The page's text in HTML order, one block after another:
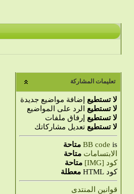
تعليمات المشاركة
لا تستطيع إضافة مواضيع جديدة
لا تستطيع الرد على المواضيع
لا تستطيع إرفاق ملفات
لا تستطيع تعديل مشاركاتك
BB code is
متاحة
الابتسامات متاحة
كود [IMG]
متاحة
كود HTML
معطلة
قوانين المنتدى